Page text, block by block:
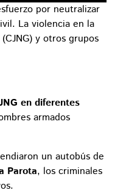
por neutralizar
La violencia en la
(CJNG) y otros grupos
en diferentes
armados
un autobús de
Parota, los criminales